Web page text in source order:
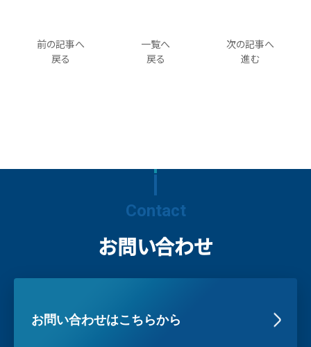
一覧へ
戻る
前の記事へ
戻る
次の記事へ
進む
Contact
お問い合わせ
お問い合わせはこちらから